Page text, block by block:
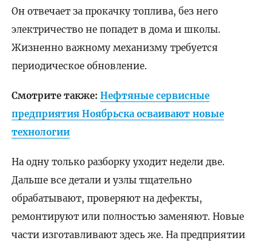
Он отвечает за прокачку топлива, без него
электричество не попадет в дома и школы.
Жизненно важному механизму требуется
периодическое обновление.
Смотрите также: Нефтяные сервисные
предприятия Ноябрьска осваивают новые
технологии
На одну только разборку уходит недели две.
Дальше все детали и узлы тщательно
обрабатывают, проверяют на дефекты,
ремонтируют или полностью заменяют. Новые
части изготавливают здесь же. На предприятии